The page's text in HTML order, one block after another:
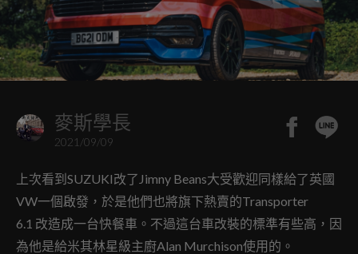
麥斯學長
2021/09/09
上次看到SUZUKI改了Jimny Beans大受歡迎同樣給了英國
VW一個啟發，於是他們也將旗下熱賣的Transporter
6.1 改造成一台快餐車。不過這台車改裝的標準有些高，因
為他是給米其林星級主廚Alan Murchison使用的。